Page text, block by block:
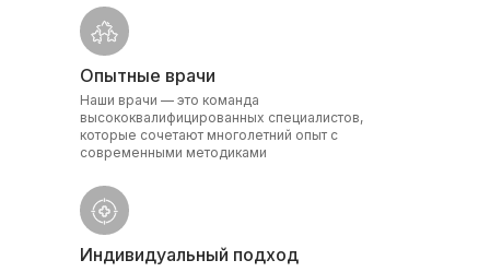
Индивидуальный подход
Опытные врачи
Наши врачи — это команда
высококвалифицированных специалистов,
которые сочетают многолетний опыт с
современными методиками